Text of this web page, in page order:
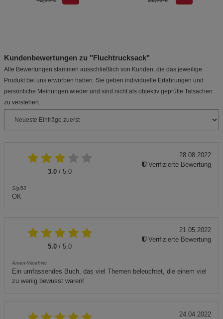
Kundenbewertungen zu "Fluchtrucksack"
Alle Bewertungen stammen ausschließlich von Kunden, die das jeweilige
Produkt bei uns erworben haben. Sie geben individuelle Erfahrungen und
persönliche Meinungen wieder und sind nicht als objektiv geprüfte Tatsachen
zu verstehen.
3.0 / 5.0
Sigi58
OK
28.08.2022
Verifizierte Bewertung
5.0 / 5.0
Arven-Verehrer
Ein umfassendes Buch, das viel Themen beleuchtet, die einem viel
zu wenig bewusst waren!
21.05.2022
Verifizierte Bewertung
24.04.2022